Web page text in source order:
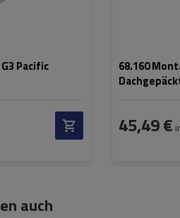
Pacific
68.160
45,49 €
auch